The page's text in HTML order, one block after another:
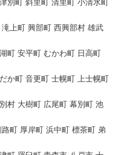
上町 興部町 西興部村 雄武
町 安平町 むかわ町 日高町
か町 音更町 士幌町 上士幌町
村 大樹町 広尾町 幕別町 池
町 厚岸町 浜中町 標茶町 弟